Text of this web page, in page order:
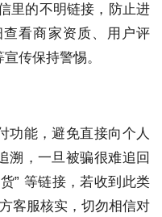
里的不明链接，防止进
看商家资质、用户评
传保持警惕。
功能，避免直接向个人
溯，一旦被骗很难追回
” 等链接，若收到此类
客服核实，切勿相信对